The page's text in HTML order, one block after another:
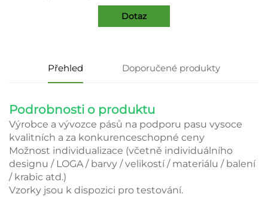
Dotaz
Přehled Doporučené produkty
Podrobnosti o produktu
Výrobce a vývozce pásů na podporu pasu vysoce
kvalitních a za konkurenceschopné ceny
Možnost individualizace (včetně individuálního
designu / LOGA / barvy / velikostí / materiálu / balení
/ krabic atd.)
Vzorky jsou k dispozici pro testování.